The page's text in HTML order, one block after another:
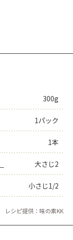
300g
1パック
1本
大さじ2
小さじ1/2
レシピ提供：味の素KK